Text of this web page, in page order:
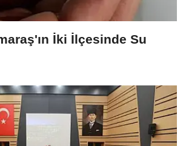
İki İlçesinde Su